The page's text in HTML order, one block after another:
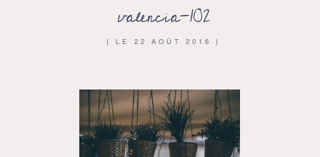
valencia-102
{ LE 22 AOÛT 2016 }